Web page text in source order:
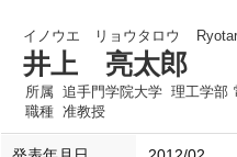
イノウエ リョウタロウ
井上 亮太郎
所属 追手門学院大学 理工学部
職種 准教授